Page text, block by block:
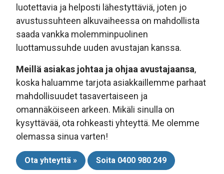
luotettavia ja helposti lähestyttäviä, joten jo
avustussuhteen alkuvaiheessa on mahdollista
saada vankka molemminpuolinen
luottamussuhde uuden avustajan kanssa.
Meillä asiakas johtaa ja ohjaa avustajaansa,
koska haluamme tarjota asiakkaillemme parhaat
mahdollisuudet tasavertaiseen ja
omannäköiseen arkeen. Mikäli sinulla on
kysyttävää, ota rohkeasti yhteyttä. Me olemme
olemassa sinua varten!
Ota yhteyttä » Soita 0400 980 249